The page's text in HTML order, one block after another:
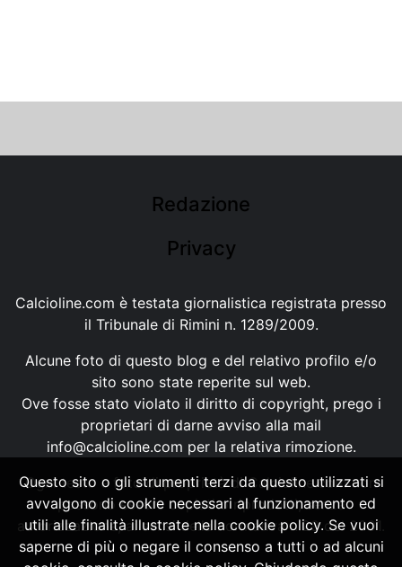
Redazione
Privacy
Calcioline.com è testata giornalistica registrata presso
il Tribunale di Rimini n. 1289/2009.
Alcune foto di questo blog e del relativo profilo e/o
sito sono state reperite sul web.
Ove fosse stato violato il diritto di copyright, prego i
proprietari di darne avviso alla mail
info@calcioline.com per la relativa rimozione.
Ogni testo e foto di proprietà di Calcioline.com non
possono essere copiati o riprodotti, senza
autorizzazione, ai sensi della normativa n.29 del 2001.
Questo sito o gli strumenti terzi da questo utilizzati si
avvalgono di cookie necessari al funzionamento ed
utili alle finalità illustrate nella cookie policy. Se vuoi
saperne di più o negare il consenso a tutti o ad alcuni